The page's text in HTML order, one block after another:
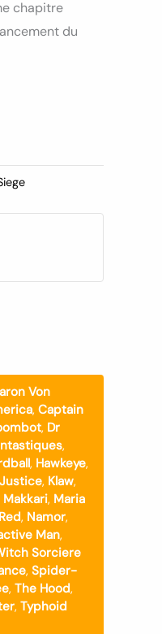
chapitre
du
Von
, Captain
, Dr
,
, Hawkeye,
Justice, Klaw,
Makkari, Maria
, Namor,
Man,
Sorciere
, Spider-
, The Hood,
, Typhoid